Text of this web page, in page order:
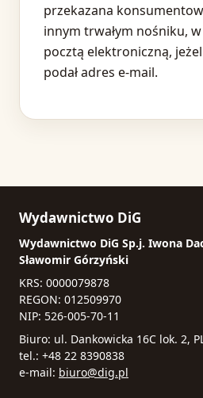
przekazana
innym trwałym nośniku,
pocztą elektroniczną,
podał adres e-mail.
Wydawnictwo DiG
Wydawnictwo DiG Sp.j. Iwona
Sławomir Górzyński
KRS: 0000079878
REGON: 012509970
NIP: 526-005-70-11
Biuro: ul. Dankowicka 16C lok. 2,
tel.: +48 22 8390838
e-mail: biuro@dig.pl